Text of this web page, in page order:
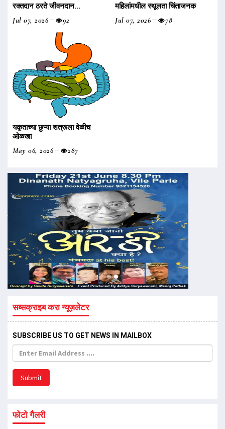
रक्तदान ठरते जीवनदान...
Jul 07, 2026
92
महिलांमधील स्थूलता चिंताजनक
Jul 07, 2026
78
यकृताच्या छुप्या शत्रूला वेळीच
ओळखा
May 06, 2026
287
सब्सक्राइब करा न्यूज़लेटर
SUBSCRIBE US TO GET NEWS IN MAILBOX
Submit
फोटो गैलरी